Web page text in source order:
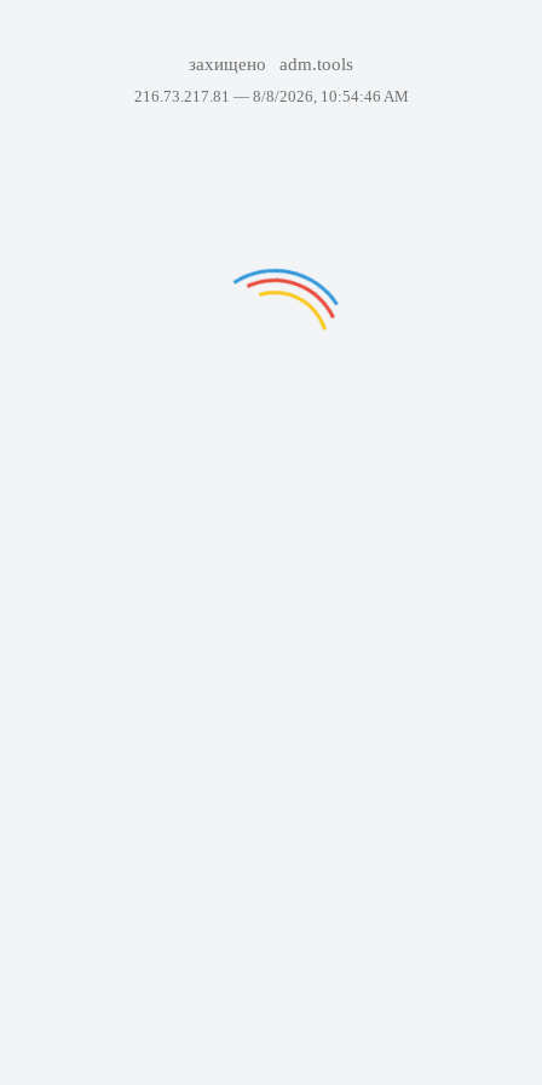
захищено adm.tools
216.73.217.81 — 8/8/2026, 10:54:46 AM